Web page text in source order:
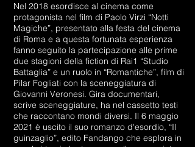
Nel 2018 esordisce al cinema come
protagonista nel film di Paolo Virzì “Notti
Magiche”, presentato alla festa del cinema
di Roma e a questa fortunata esperienza
fanno seguito la partecipazione alle prime
due stagioni della fiction di Rai1 “Studio
Battaglia” e un ruolo in “Romantiche”, film di
Pilar Fogliati con la sceneggiatura di
Giovanni Veronesi. Gira documentari,
scrive sceneggiature, ha nel cassetto testi
che raccontano mondi diversi. Il 6 maggio
2021 è uscito il suo romanzo d'esordio, “Il
guinzaglio”, edito Fandango che esplora in